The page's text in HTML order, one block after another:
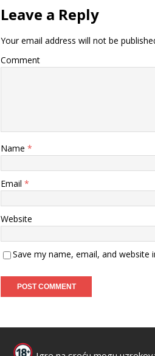
Leave a Reply
Your email address will not be
Comment
Name *
Email *
Website
Save my name, email, and